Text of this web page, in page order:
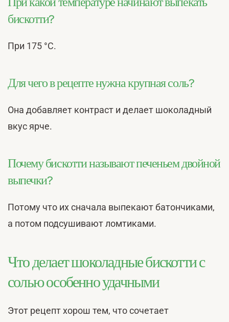
бискотти?
При 175 °С.
Для чего в рецепте нужна крупная соль?
Она добавляет контраст и делает шоколадный
вкус ярче.
Почему бискотти называют печеньем двойной
выпечки?
Потому что их сначала выпекают батончиками,
а потом подсушивают ломтиками.
Что делает шоколадные бискотти с
солью особенно удачными
Этот рецепт хорош тем, что сочетает